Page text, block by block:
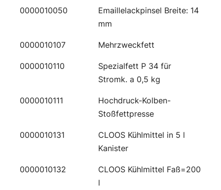
0000010050
Emaillelackpinsel Breite: 14
mm
0000010107 Mehrzweckfett
0000010110
Spezialfett P 34 für
Stromk. a 0,5 kg
0000010111
Hochdruck-Kolben-
Stoßfettpresse
0000010131
CLOOS Kühlmittel in 5 l
Kanister
0000010132
CLOOS Kühlmittel Faß=200
l